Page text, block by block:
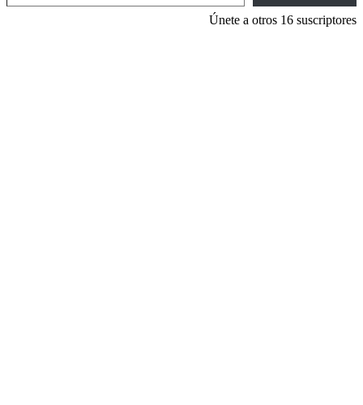
Únete a otros 16 suscriptores